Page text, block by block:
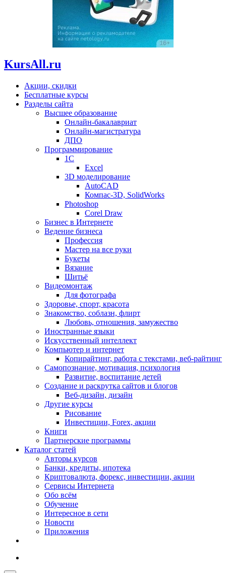
KursAll.ru
Акции, скидки
Бесплатные курсы
Разделы сайта
Высшее образование
Онлайн-бакалавриат
Онлайн-магистратура
ДПО
Программирование
1С
Excel
3D моделирование
AutoCAD
Компас-3D, SolidWorks
Photoshop
Corel Draw
Бизнес в Интернете
Ведение бизнеса
Профессия
Мастер на все руки
Букеты
Вязание
Шитьё
Видеомонтаж
Для фотографа
Здоровье, спорт, красота
Знакомство, соблазн, флирт
Любовь, отношения, замужество
Иностранные языки
Искусственный интеллект
Компьютер и интернет
Копирайтинг, работа с текстами, веб-райтинг
Самопознание, мотивация, психология
Развитие, воспитание детей
Создание и раскрутка сайтов и блогов
Веб-дизайн, дизайн
Другие курсы
Рисование
Инвестиции, Forex, акции
Книги
Партнерские программы
Каталог статей
Авторы курсов
Банки, кредиты, ипотека
Криптовалюта, форекс, инвестиции, акции
Сервисы Интернета
Обо всём
Обучение
Интересное в сети
Новости
Приложения